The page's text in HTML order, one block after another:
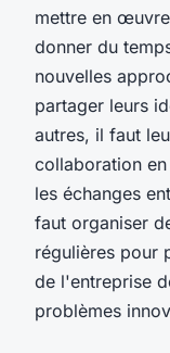
mettre en
donner du
nouvelles
partager leurs
autres, il faut
collaboration
les échanges
faut organiser
régulières pour
de l'entreprise
problèmes